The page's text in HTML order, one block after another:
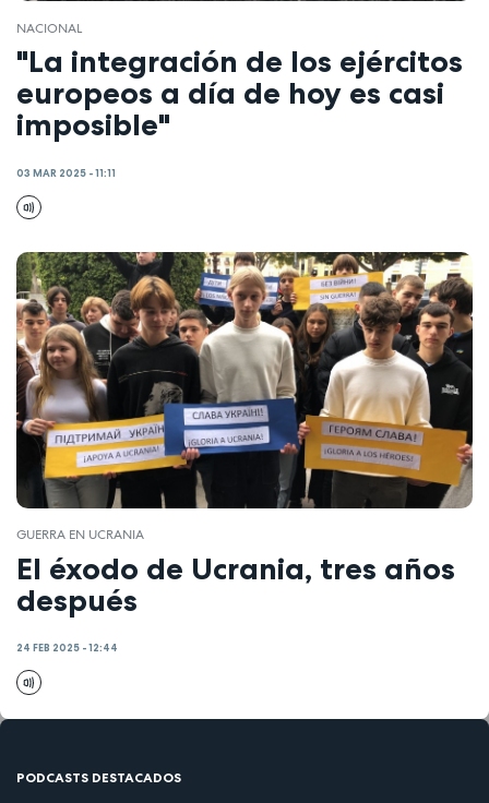
NACIONAL
"La integración de los ejércitos
europeos a día de hoy es casi
imposible"
03 MAR 2025 - 11:11
GUERRA EN UCRANIA
El éxodo de Ucrania, tres años
después
24 FEB 2025 - 12:44
PODCASTS DESTACADOS